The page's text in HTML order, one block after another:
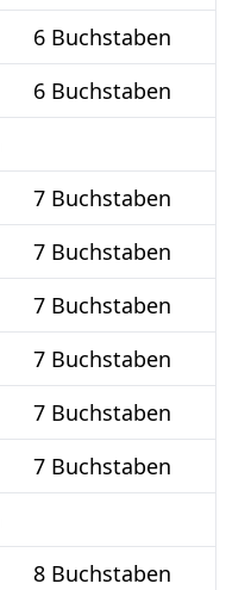
6 Buchstaben
6 Buchstaben
7 Buchstaben
7 Buchstaben
7 Buchstaben
7 Buchstaben
7 Buchstaben
7 Buchstaben
8 Buchstaben